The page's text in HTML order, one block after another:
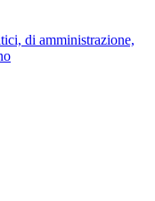
di amministrazione,